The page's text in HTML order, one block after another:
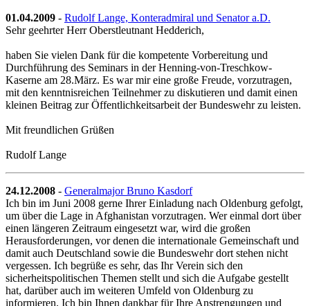
01.04.2009 - Rudolf Lange, Konteradmiral und Senator a.D.
Sehr geehrter Herr Oberstleutnant Hedderich,
haben Sie vielen Dank für die kompetente Vorbereitung und
Durchführung des Seminars in der Henning-von-Treschkow-
Kaserne am 28.März. Es war mir eine große Freude, vorzutragen,
mit den kenntnisreichen Teilnehmer zu diskutieren und damit einen
kleinen Beitrag zur Öffentlichkeitsarbeit der Bundeswehr zu leisten.
Mit freundlichen Grüßen
Rudolf Lange
24.12.2008 - Generalmajor Bruno Kasdorf
Ich bin im Juni 2008 gerne Ihrer Einladung nach Oldenburg gefolgt,
um über die Lage in Afghanistan vorzutragen. Wer einmal dort über
einen längeren Zeitraum eingesetzt war, wird die großen
Herausforderungen, vor denen die internationale Gemeinschaft und
damit auch Deutschland sowie die Bundeswehr dort stehen nicht
vergessen. Ich begrüße es sehr, das Ihr Verein sich den
sicherheitspolitischen Themen stellt und sich die Aufgabe gestellt
hat, darüber auch im weiteren Umfeld von Oldenburg zu
informieren. Ich bin Ihnen dankbar für Ihre Anstrengungen und